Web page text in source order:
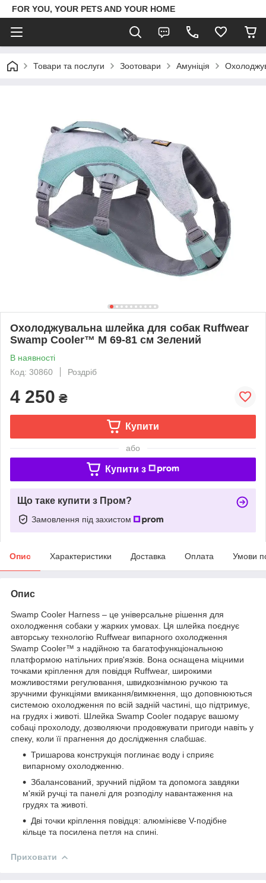
FOR YOU, YOUR PETS AND YOUR HOME
Товари та послуги Зоотовари Амуніція
Охолоджувальна шлейка для собак Ruffwear
Swamp Cooler™ M 69-81 см Зелений
В наявності
Код: 30860
Роздріб
4 250 ₴
Купити
або
Купити з
Що таке купити з Пром?
Замовлення під захистом
Опис Характеристики Доставка Оплата Умови
Опис
Swamp Cooler Harness – це універсальне рішення для
охолодження собаки у жарких умовах. Ця шлейка поєднує
авторську технологію Ruffwear випарного охолодження
Swamp Cooler™ з надійною та багатофункціональною
платформою натільних прив'язків. Вона оснащена міцними
точками кріплення для повідця Ruffwear, широкими
можливостями регулювання, швидкознімною ручкою та
зручними функціями вмикання/вимкнення, що доповнюються
системою охолодження по всій задній частині, що підтримує,
на грудях і животі. Шлейка Swamp Cooler подарує вашому
собаці прохолоду, дозволяючи продовжувати пригоди навіть у
спеку, коли її прагнення до дослідження слабшає.
Тришарова конструкція поглинає воду і сприяє
випарному охолодженню.
Збалансований, зручний підйом та допомога завдяки
м'якій ручці та панелі для розподілу навантаження на
грудях та животі.
Дві точки кріплення повідця: алюмінієве V-подібне
кільце та посилена петля на спині.
Приховати